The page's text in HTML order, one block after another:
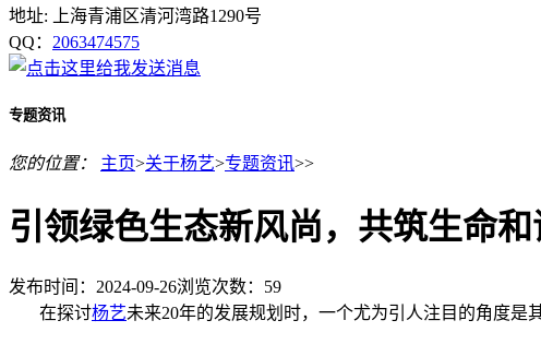
地址: 上海青浦区清河湾路1290号
QQ： 2063474575
专题资讯
您的位置： 主页>关于杨艺>专题资讯>>
引领绿色生态新风尚，共筑生命和
发布时间：2024-09-26浏览次数： 59
在探讨杨艺未来20年的发展规划时，一个尤为引人注目的角度是